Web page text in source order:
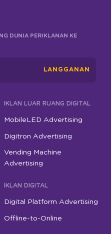
DUNIA PERIKLANAN KE
LANGGANAN
IKLAN LUAR RUANG DIGITAL
MobileLED Advertising
Digitron Advertising
Vending Machine
Advertising
IKLAN DIGITAL
Digital Platform Advertising
Offline-to-Online